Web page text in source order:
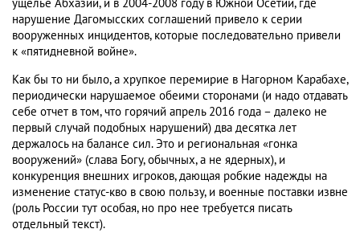
ущелье Абхазии, и в 2004-2008 году в Южной Осетии, где
нарушение Дагомысских соглашений привело к серии
вооруженных инцидентов, которые последовательно привели
к «пятидневной войне».
Как бы то ни было, а хрупкое перемирие в Нагорном Карабахе,
периодически нарушаемое обеими сторонами (и надо отдавать
себе отчет в том, что горячий апрель 2016 года – далеко не
первый случай подобных нарушений) два десятка лет
держалось на балансе сил. Это и региональная «гонка
вооружений» (слава Богу, обычных, а не ядерных), и
конкуренция внешних игроков, дающая робкие надежды на
изменение статус-кво в свою пользу, и военные поставки извне
(роль России тут особая, но про нее требуется писать
отдельный текст).